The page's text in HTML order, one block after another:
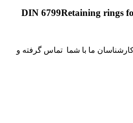
Retaining rings
ما با شما تماس گرفته و